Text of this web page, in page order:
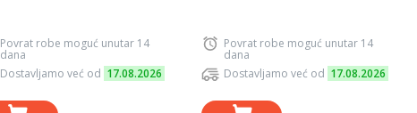
Povrat robe moguć unutar 14
dana
Dostavljamo već od 17.08.2026
Povrat robe moguć unutar 14
dana
Dostavljamo već od 17.08.2026